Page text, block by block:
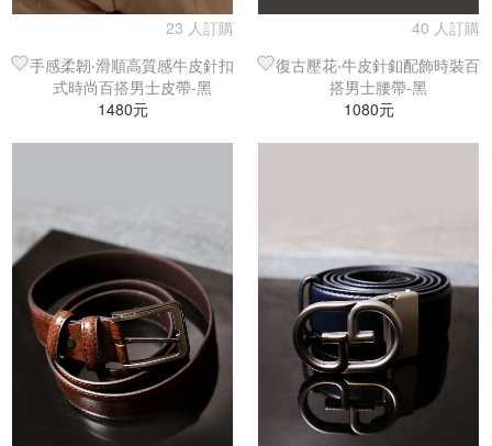
23 人訂購
手感柔韌‧滑順高質感牛皮針扣
式時尚百搭男士皮帶-黑
1480元
40 人訂購
復古壓花‧牛皮針釦配飾時裝百
搭男士腰帶-黑
1080元